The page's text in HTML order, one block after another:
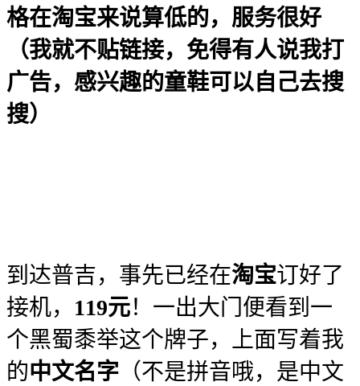
格在淘宝来说算低的，服务很好
（我就不贴链接，免得有人说我打
广告，感兴趣的童鞋可以自己去搜
搜）
到达普吉，事先已经在淘宝订好了
接机， 119元！一出大门便看到一
个黑蜀黍举这个牌子，上面写着我
的中文名字 （不是拼音哦，是中文